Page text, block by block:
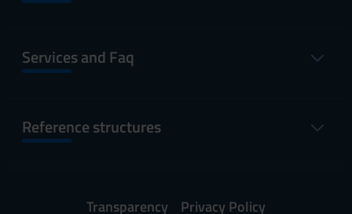
Services and Faq
Reference structures
Transparency Privacy Policy